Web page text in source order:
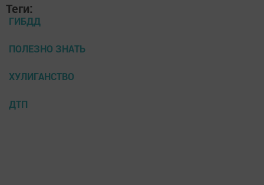
Теги:
ГИБДД
ПОЛЕЗНО ЗНАТЬ
ХУЛИГАНСТВО
ДТП